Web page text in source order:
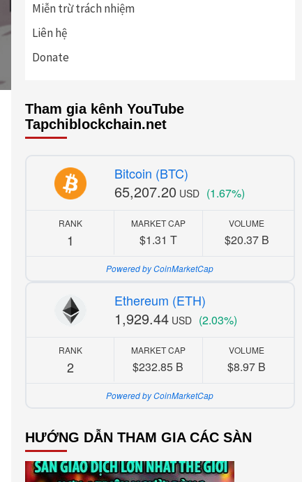
Miễn trừ trách nhiệm
Liên hệ
Donate
Tham gia kênh YouTube
Tapchiblockchain.net
Bitcoin (BTC)
65,207.20 USD (1.67%)
RANK
1
MARKET CAP
$1.31 T
VOLUME
$20.37 B
Powered by CoinMarketCap
Ethereum (ETH)
1,929.44 USD (2.03%)
RANK
2
MARKET CAP
$232.85 B
VOLUME
$8.97 B
Powered by CoinMarketCap
HƯỚNG DẪN THAM GIA CÁC SÀN